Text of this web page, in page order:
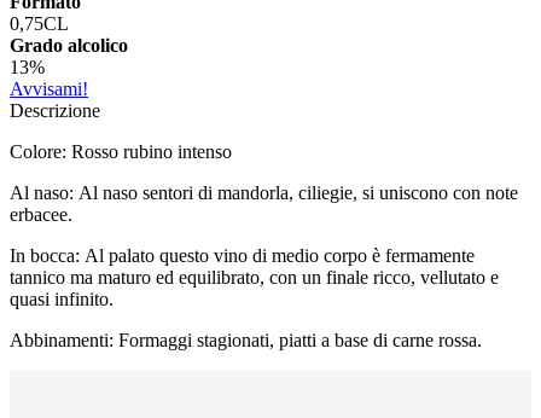
0,75CL
Grado alcolico
13%
Avvisami!
Descrizione
Colore: Rosso rubino intenso
Al naso: Al naso sentori di mandorla, ciliegie, si uniscono con note
erbacee.
In bocca: Al palato questo vino di medio corpo è fermamente
tannico ma maturo ed equilibrato, con un finale ricco, vellutato e
quasi infinito.
Abbinamenti: Formaggi stagionati, piatti a base di carne rossa.